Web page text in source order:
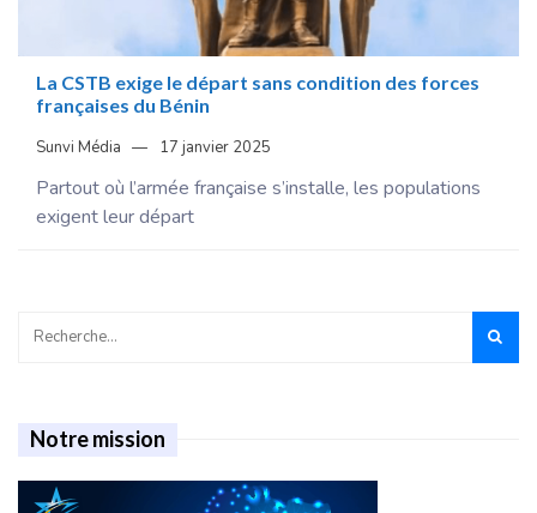
La CSTB exige le départ sans condition des forces
françaises du Bénin
Sunvi Média 17 janvier 2025
Partout où l’armée française s’installe, les populations
exigent leur départ
Notre mission